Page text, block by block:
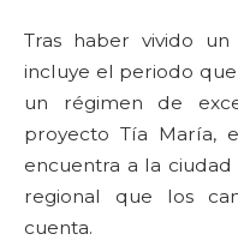
Tras haber vivido
incluye el periodo que
un régimen de
proyecto Tía María,
encuentra a la
regional que los
cuenta.